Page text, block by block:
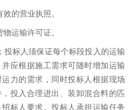
的营业执照。
运输许可证。
投标人须保证每个标段投入的运输
并应根据施工需求可随时增加运输
力的需求，同时投标人根据现场
投入合理进出、装卸混合料的匹
标人要求。投标人承担运输任务